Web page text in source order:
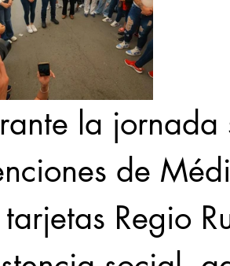
la
de
Regio